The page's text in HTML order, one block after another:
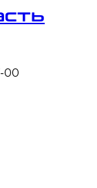
00